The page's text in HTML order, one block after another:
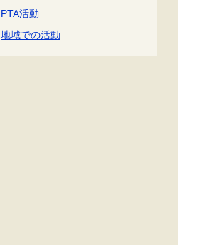
PTA活動
地域での活動